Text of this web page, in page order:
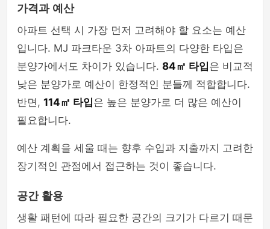
가격과 예산
아파트 선택 시 가장 먼저 고려해야 할 요소는 예산
입니다. MJ 파크타운 3차 아파트의 다양한 타입은
분양가에서도 차이가 있습니다. 84㎡ 타입은 비교적
낮은 분양가로 예산이 한정적인 분들께 적합합니다.
반면, 114㎡ 타입은 높은 분양가로 더 많은 예산이
필요합니다.
예산 계획을 세울 때는 향후 수입과 지출까지 고려한
장기적인 관점에서 접근하는 것이 좋습니다.
공간 활용
생활 패턴에 따라 필요한 공간의 크기가 다르기 때문